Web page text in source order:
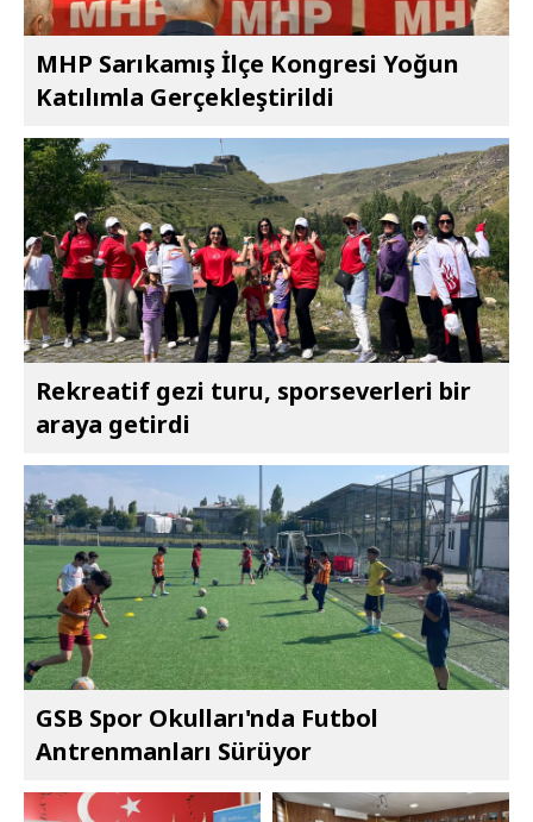
MHP Sarıkamış İlçe Kongresi Yoğun
Katılımla Gerçekleştirildi
Rekreatif gezi turu, sporseverleri bir
araya getirdi
GSB Spor Okulları'nda Futbol
Antrenmanları Sürüyor